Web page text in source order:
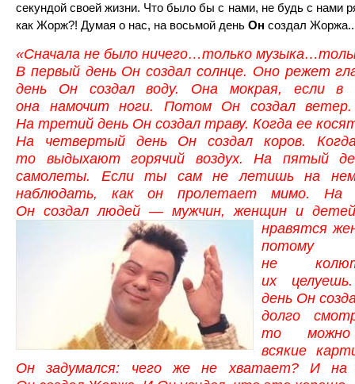
секундой своей жизни. Что было бы с нами, не будь с нами
как Жорж?! Думая о нас, на восьмой день Он создал
«Сначала не было ничего…только
В первый день Он создал солнце. Оно режет
день Он создал воду. Она мокрая, если в
она намочит ноги. Потом Он создал
На третий день Он создал траву. Когда ее
На четвертый день Он создал коров.
то выдыхают горячий воздух. На пятый
самолеты. Если ты сам не летишь на
наблюдать, как он пролетает мимо. На
Он создал людей — мужчин, женщин и
нравятся
не
их
день Он
долго
то можно
всякие
Он задумался: чего же не хватает? И на